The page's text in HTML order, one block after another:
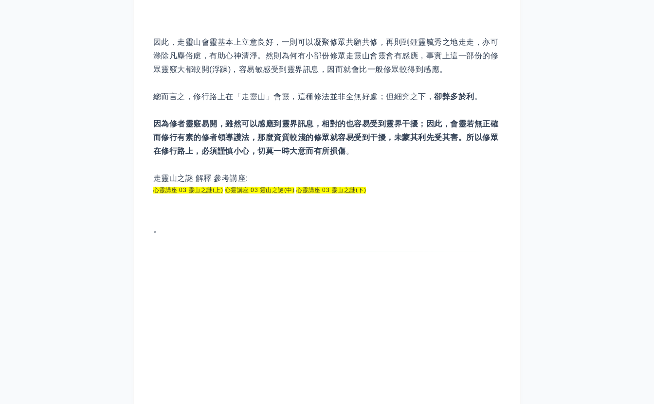
因此，走靈山會靈基本上立意良好，一則可以凝聚修眾共願共修，再則到鍾靈毓秀之地走走，亦可
滌除凡塵俗慮，有助心神清淨。然則為何有小部份修眾走靈山會靈會有感應，事實上這一部份的修
眾靈竅大都較開(浮躁)，容易敏感受到靈界訊息，因而就會比一般修眾較得到感應。
總而言之，修行路上在「走靈山」會靈，這種修法並非全無好處；但細究之下，卻弊多於利 。
因為修者靈竅易開，雖然可以感應到靈界訊息，相對的也容易受到靈界干擾；因此，會靈若無正確
而修行有素的修者領導護法，那麼資質較淺的修眾就容易受到干擾，未蒙其利先受其害。所以修眾
在修行路上，必須謹慎小心，切莫一時大意而有所損傷。
走靈山之謎 解釋 參考講座:
心靈講座 03 靈山之謎(上) 心靈講座 03 靈山之謎(中) 心靈講座 03 靈山之謎(下)
。